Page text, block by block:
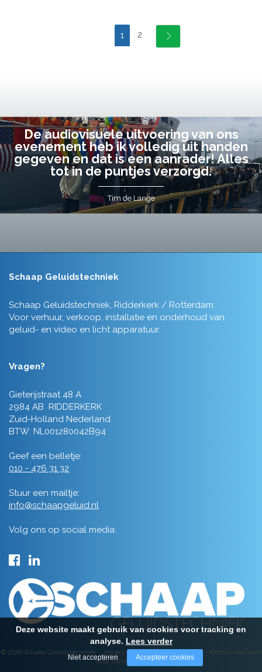
1 2
De audiovisuele uitvoering van ons
evenement heb ik volledig uit handen
gegeven en dat is een aanrader! Alles
tot in de puntjes verzorgd.
Tim de Lange
Schaap Geluidstechniek
Schaap Geluidstechniek, Ridderkerk / Rotterdam.
Voor verhuur, verkoop, installatie en onderhoud van
geluid- en video en licht apparatuur.
Vragen?
Gieterijstraat 48 A
2984 AB RIDDERKERK
Zuid-Holland Nederland
BTW: NL001280042B94
Geef een belletje:
010 - 476 31 32
Stuur een mailtje:
info@schaapgeluid.nl
Volg ons op social media:
© 2026 Schaap Geluidstechniek - privacy - algemene voorwaarden- Website realisatie
door Vanderperk Groep
Deze website maakt gebruik van cookies voor tracking en
analyse. Lees verder
Niet accepteren Accepteer cookies